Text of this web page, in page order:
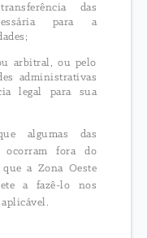
das
para a
arbitral, ou pelo
administrativas
legal para sua
algumas das
ocorram fora do
a Zona Oeste
a fazê-lo nos